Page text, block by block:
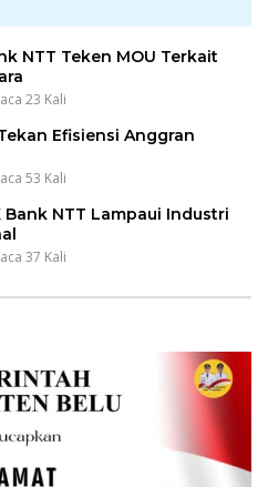
NTT Teken MOU Terkait
23 Kali
Efisiensi Anggran
53 Kali
Bank NTT Lampaui Industri
37 Kali